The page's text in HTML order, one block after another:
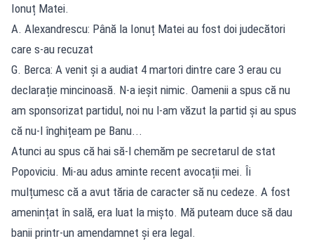
Ionuț Matei.
A. Alexandrescu: Până la Ionuț Matei au fost doi judecători
care s-au recuzat
G. Berca: A venit și a audiat 4 martori dintre care 3 erau cu
declarație mincinoasă. N-a ieșit nimic. Oamenii a spus că nu
am sponsorizat partidul, noi nu l-am văzut la partid și au spus
că nu-l înghițeam pe Banu...
Atunci au spus că hai să-l chemăm pe secretarul de stat
Popoviciu. Mi-au adus aminte recent avocații mei. Îi
mulțumesc că a avut tăria de caracter să nu cedeze. A fost
amenințat în sală, era luat la mișto. Mă puteam duce să dau
banii printr-un amendamnet și era legal.